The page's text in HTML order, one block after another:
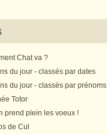
Chat va ?
du jour - classés par dates
du jour - classés par prénoms
Totor
prend plein les voeux !
de Cul